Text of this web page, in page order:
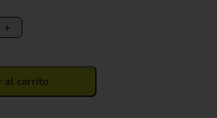
+
al carrito